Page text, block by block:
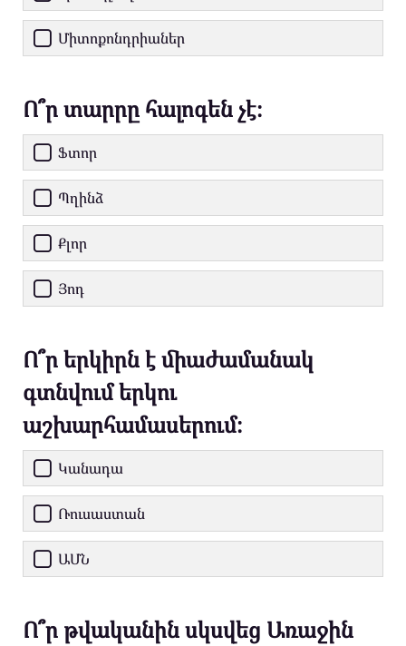
Միտոքոնդրիաներ
Ո՞ր տարրը հալոգեն չէ։
Ֆտոր
Պղինձ
Քլոր
Յոդ
Ո՞ր երկիրն է միաժամանակ
գտնվում երկու
աշխարհամասերում։
Կանադա
Ռուսաստան
ԱՄՆ
Ո՞ր թվականին սկսվեց Առաջին